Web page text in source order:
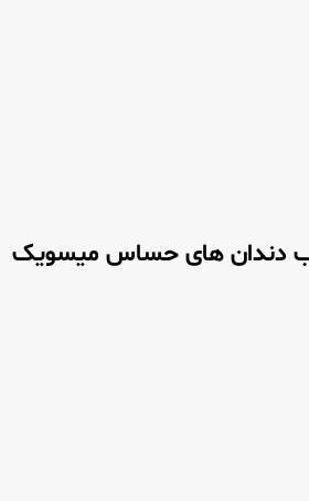
دندان های حساس میسویک